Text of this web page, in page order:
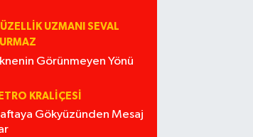
UZMANI SEVAL
Görünmeyen Yönü
KRALIÇESI
Gökyüzünden Mesaj